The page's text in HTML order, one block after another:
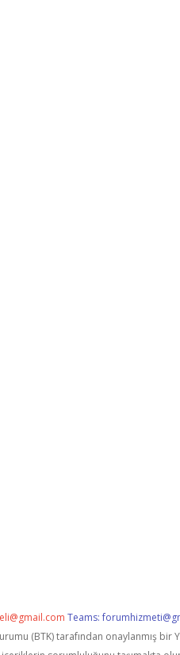
Teams:
(BTK) tarafından onaylanmış